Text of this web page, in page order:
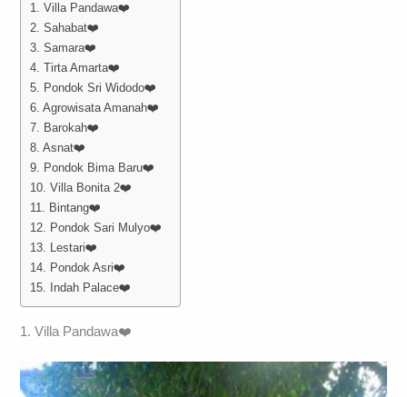
1. Villa Pandawa❤️
2. Sahabat❤️
3. Samara❤️
4. Tirta Amarta❤️
5. Pondok Sri Widodo❤️
6. Agrowisata Amanah❤️
7. Barokah❤️
8. Asnat❤️
9. Pondok Bima Baru❤️
10. Villa Bonita 2❤️
11. Bintang❤️
12. Pondok Sari Mulyo❤️
13. Lestari❤️
14. Pondok Asri❤️
15. Indah Palace❤️
1. Villa Pandawa❤️